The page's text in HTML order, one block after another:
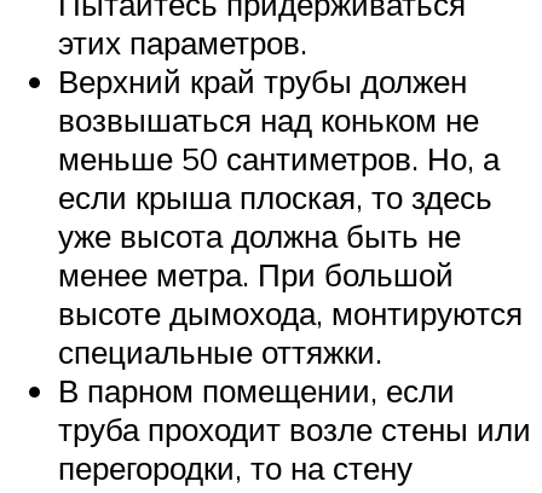
этих параметров.
Верхний край трубы должен
возвышаться над коньком не
меньше 50 сантиметров. Но, а
если крыша плоская, то здесь
уже высота должна быть не
менее метра. При большой
высоте дымохода, монтируются
специальные оттяжки.
В парном помещении, если
труба проходит возле стены или
перегородки, то на стену